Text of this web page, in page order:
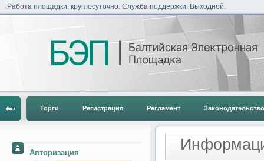
Работа площадки: круглосуточно. Служба поддержки: Выходной.
Торги Регистрация Регламент Законодательство
Авторизация